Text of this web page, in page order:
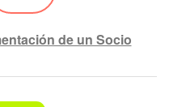
de un Socio